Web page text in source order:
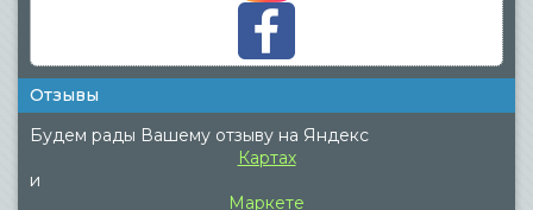
Отзывы
Будем рады Вашему отзыву на Яндекс
Картах
и
Маркете